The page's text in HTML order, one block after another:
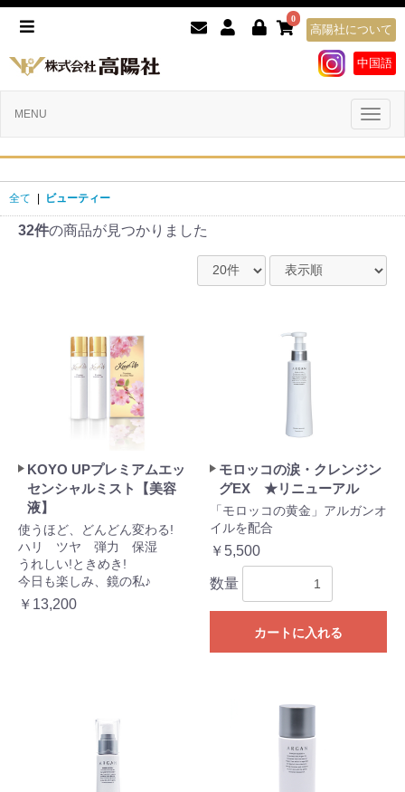
0
高陽社について
中国語
MENU
全て ビューティー
32件の商品が見つかりました
KOYO UPプレミアムエッ
センシャルミスト【美容
液】
使うほど、どんどん変わる!
ハリ ツヤ 弾力 保湿
うれしい!ときめき!
今日も楽しみ、鏡の私♪
￥13,200
モロッコの涙・クレンジン
グEX ★リニューアル
「モロッコの黄金」アルガンオ
イルを配合
￥5,500
数量
カートに入れる